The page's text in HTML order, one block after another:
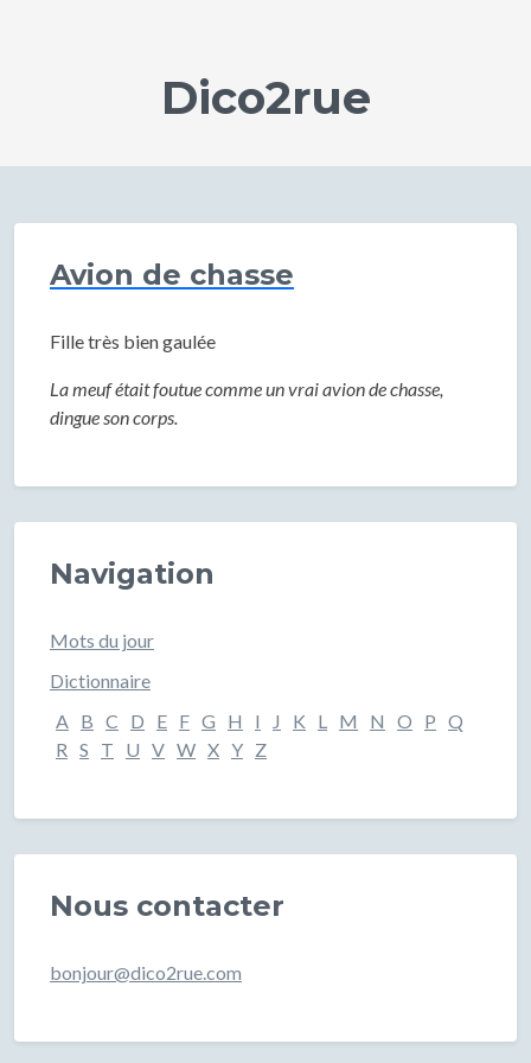
Dico2rue
Avion de chasse
Fille très bien gaulée
La meuf était foutue comme un vrai avion de chasse,
dingue son corps.
Navigation
Mots du jour
Dictionnaire
A B C D E F G H I J K L M N O P Q
R S T U V W X Y Z
Nous contacter
bonjour@dico2rue.com